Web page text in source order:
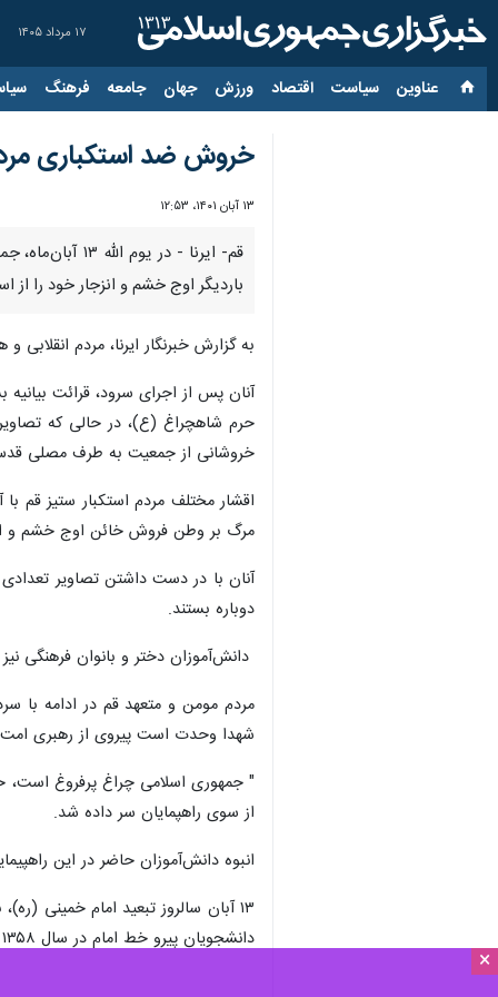
۱۷ مرداد ۱۴۰۵
عناوین‌ سیاست اقتصاد ورزش جهان جامعه فرهنگ
×
خروش ضد استکباری مردم
۱۳ آبان ۱۴۰۱، ۱۲:۵۳
قم- ایرنا -
باردیگر اوج خشم و انزجار خود را از
به گزارش خبرنگار ایرنا، مردم
آنان پس از اجرای سرود، قرائت
حرم شاهچراغ (ع)، در حالی که
خروشانی از جمعیت به طرف مصلی قدس
اقشار مختلف مردم استکبار ستیز قم
مرگ بر وطن فروش خائن اوج خشم و
آنان با در دست داشتن تصاویر
دوباره بستند.
دانش‌آموزان دختر و بانوان فرهنگی
مردم مومن و متعهد قم در ادامه با
شهدا وحدت است پیروی از رهبری امت
از سوی راهپمایان سر داده شد.
انبوه دانش‌آموزان حاضر در این
دانشجویان پیرو خط امام در سال ۱۳۵۸ به‌عنوان روز ملی مبارزه با استکبار جهانی و روز دانش‌آموز نام‌گذاری شده‌است.